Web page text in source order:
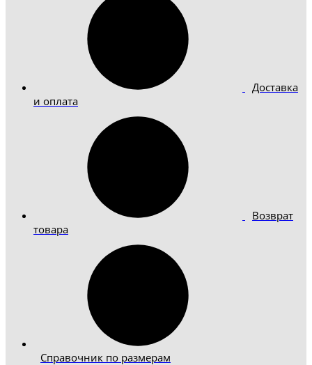
Доставка
и оплата
Возврат
товара
Справочник по размерам